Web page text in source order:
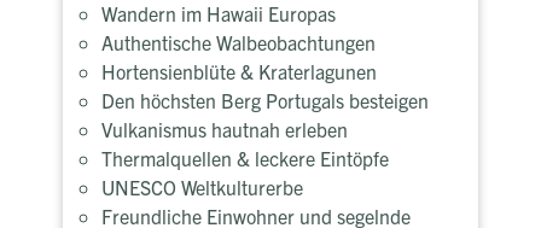
Wandern im Hawaii Europas
Authentische Walbeobachtungen
Hortensienblüte & Kraterlagunen
Den höchsten Berg Portugals besteigen
Vulkanismus hautnah erleben
Thermalquellen & leckere Eintöpfe
UNESCO Weltkulturerbe
Freundliche Einwohner und segelnde